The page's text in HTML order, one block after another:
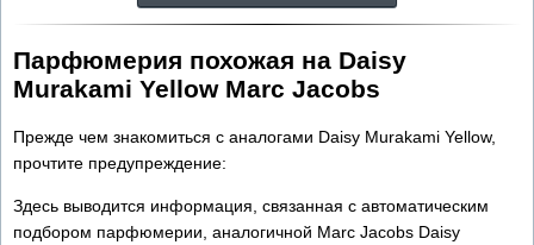
Парфюмерия похожая на Daisy
Murakami Yellow Marc Jacobs
Прежде чем знакомиться с аналогами Daisy Murakami Yellow,
прочтите предупреждение:
Здесь выводится информация, связанная с автоматическим
подбором парфюмерии, аналогичной Marc Jacobs Daisy